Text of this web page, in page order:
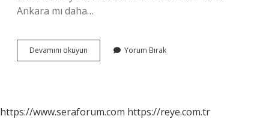
Ankara mı daha…
Devamını okuyun
Mı
Yorum Bırak
https://www.seraforum.com https://reye.com.tr